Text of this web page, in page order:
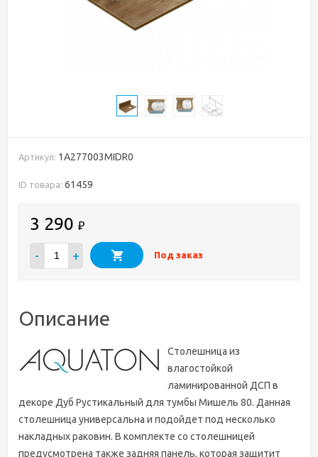
Артикул: 1A277003MIDR0
ID товара: 61459
3 290 ₽
- + Под заказ
Описание
Столешница из
влагостойкой
ламинированной ДСП в
декоре Дуб Рустикальный для тумбы Мишель 80. Данная
столешница универсальна и подойдет под несколько
накладных раковин. В комплекте со столешницей
предусмотрена также задняя панель, которая защитит